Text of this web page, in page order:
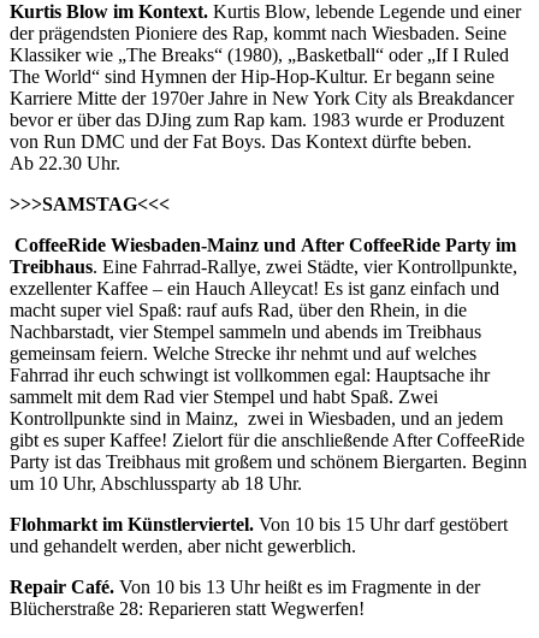
Kurtis Blow im Kontext. Kurtis Blow, lebende Legende und einer
der prägendsten Pioniere des Rap, kommt nach Wiesbaden. Seine
Klassiker wie „The Breaks“ (1980), „Basketball“ oder „If I Ruled
The World“ sind Hymnen der Hip-Hop-Kultur. Er begann seine
Karriere Mitte der 1970er Jahre in New York City als Breakdancer
bevor er über das DJing zum Rap kam. 1983 wurde er Produzent
von Run DMC und der Fat Boys. Das Kontext dürfte beben.
Ab 22.30 Uhr.
>>>SAMSTAG<<<
CoffeeRide Wiesbaden-Mainz und After CoffeeRide Party im
Treibhaus. Eine Fahrrad-Rallye, zwei Städte, vier Kontrollpunkte,
exzellenter Kaffee – ein Hauch Alleycat! Es ist ganz einfach und
macht super viel Spaß: rauf aufs Rad, über den Rhein, in die
Nachbarstadt, vier Stempel sammeln und abends im Treibhaus
gemeinsam feiern. Welche Strecke ihr nehmt und auf welches
Fahrrad ihr euch schwingt ist vollkommen egal: Hauptsache ihr
sammelt mit dem Rad vier Stempel und habt Spaß. Zwei
Kontrollpunkte sind in Mainz, zwei in Wiesbaden, und an jedem
gibt es super Kaffee! Zielort für die anschließende After CoffeeRide
Party ist das Treibhaus mit großem und schönem Biergarten. Beginn
um 10 Uhr, Abschlussparty ab 18 Uhr.
Flohmarkt im Künstlerviertel. Von 10 bis 15 Uhr darf gestöbert
und gehandelt werden, aber nicht gewerblich.
Repair Café. Von 10 bis 13 Uhr heißt es im Fragmente in der
Blücherstraße 28: Reparieren statt Wegwerfen!